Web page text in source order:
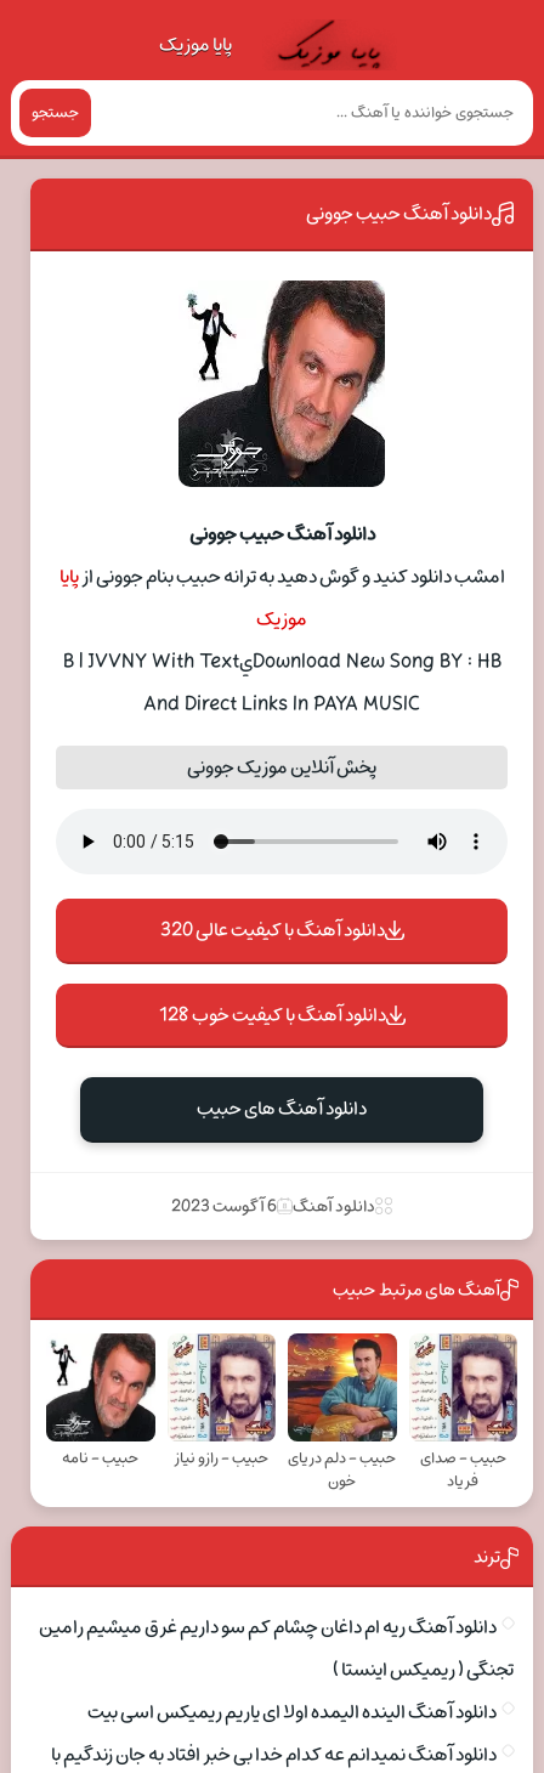
پایا موزیک
جستجو
دانلود آهنگ حبيب جوونی
دانلود آهنگ حبيب جوونی
امشب دانلود کنید و گوش دهید به ترانه حبيب بنام جوونی ازپایا
موزیک
Download New Song BY : HBيB | JVVNY With Text
And Direct Links In PAYA MUSIC
پخش آنلاین موزیک جوونی
دانلود آهنگ با کیفیت عالی 320
دانلود آهنگ با کیفیت خوب 128
دانلود آهنگ های حبيب
دانلود آهنگ 6 آگوست 2023
آهنگ های مرتبط حبيب
حبيب - صدای
فریاد
حبيب - دلم دریای
خون
حبيب - رازو نیاز حبيب - نامه
ترند
دانلود آهنگ ریه ام داغان چشام کم سو داریم غرق میشیم رامین
تجنگی ( ریمیکس اینستا )
دانلود آهنگ الینده الیمده اولا ای یاریم ریمیکس اسی بیت
دانلود آهنگ نمیدانم عه کدام خدا بی خبر افتاد به جان زندگیم با